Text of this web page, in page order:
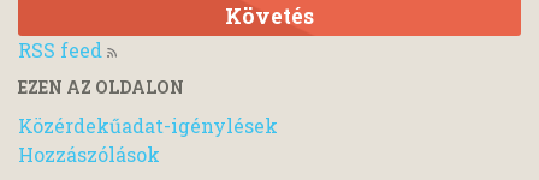
Követés
RSS feed
EZEN AZ OLDALON
Közérdekűadat-igénylések
Hozzászólások